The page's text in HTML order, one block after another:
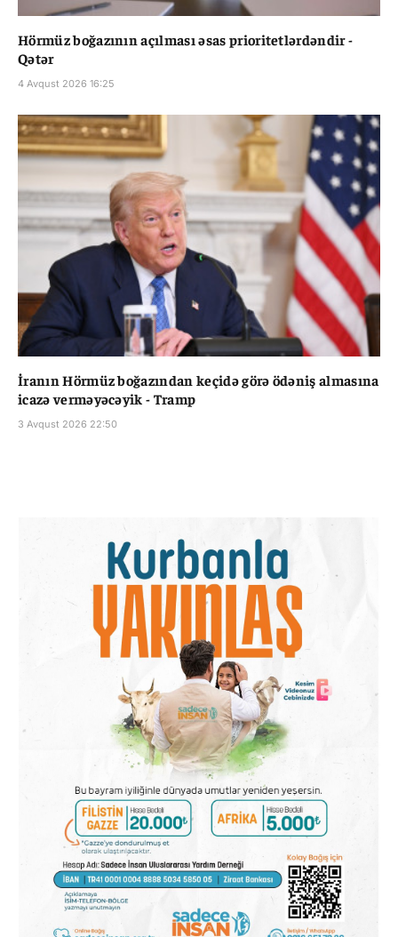
Hörmüz boğazının açılması əsas prioritetlərdəndir -
Qətər
4 Avqust 2026 16:25
İranın Hörmüz boğazından keçidə görə ödəniş almasına
icazə verməyəcəyik - Tramp
3 Avqust 2026 22:50